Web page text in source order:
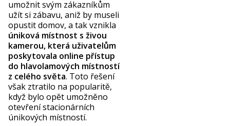
umožnit svým zákazníkům
užít si zábavu, aniž by museli
opustit domov, a tak vznikla
úniková místnost s živou
kamerou, která uživatelům
poskytovala online přístup
do hlavolamových místností
z celého světa. Toto řešení
však ztratilo na popularitě,
když bylo opět umožněno
otevření stacionárních
únikových místností.